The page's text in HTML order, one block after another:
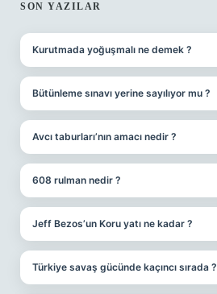
SIDEBAR
SON YAZILAR
Kurutmada yoğuşmalı ne demek ?
Bütünleme sınavı yerine sayılıyor mu ?
Avcı taburları’nın amacı nedir ?
608 rulman nedir ?
Jeff Bezos’un Koru yatı ne kadar ?
Türkiye savaş gücünde kaçıncı sırada ?